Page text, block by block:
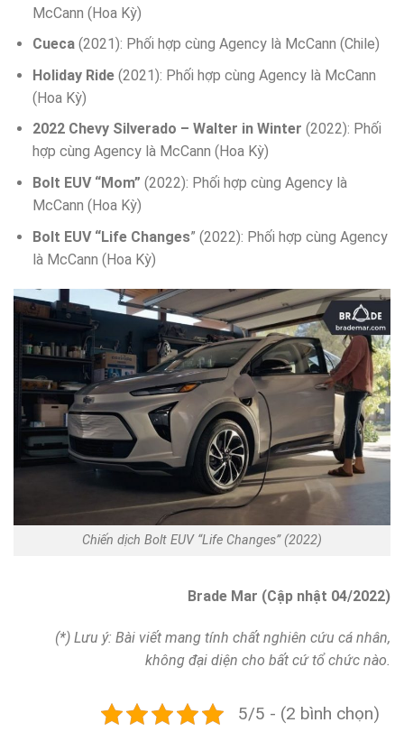
McCann (Hoa Kỳ)
Cueca(2021): Phối hợp cùng Agency là McCann (Chile)
Holiday Ride(2021): Phối hợp cùng Agency là McCann
(Hoa Kỳ)
2022 Chevy Silverado – Walter in Winter (2022): Phối
hợp cùng Agency là McCann (Hoa Kỳ)
Bolt EUV “Mom” (2022): Phối hợp cùng Agency là
McCann (Hoa Kỳ)
Bolt EUV “Life Changes” (2022): Phối hợp cùng Agency
là McCann (Hoa Kỳ)
Chiến dịch Bolt EUV “Life Changes” (2022)
Brade Mar (Cập nhật 04/2022)
(*) Lưu ý: Bài viết mang tính chất nghiên cứu cá nhân,
không đại diện cho bất cứ tổ chức nào.
5/5 - (2 bình chọn)